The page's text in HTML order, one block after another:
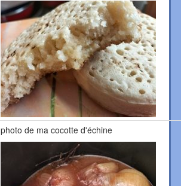
photo de ma cocotte d'échine